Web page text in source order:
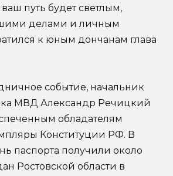
ваш путь будет светлым,
делами и личным
к юным дончанам глава
событие, начальник
МВД Александр Речицкий
обладателям
Конституции РФ. В
паспорта получили около
Ростовской области в